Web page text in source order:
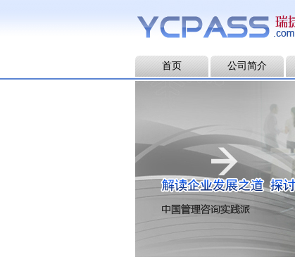
首页 公司简介